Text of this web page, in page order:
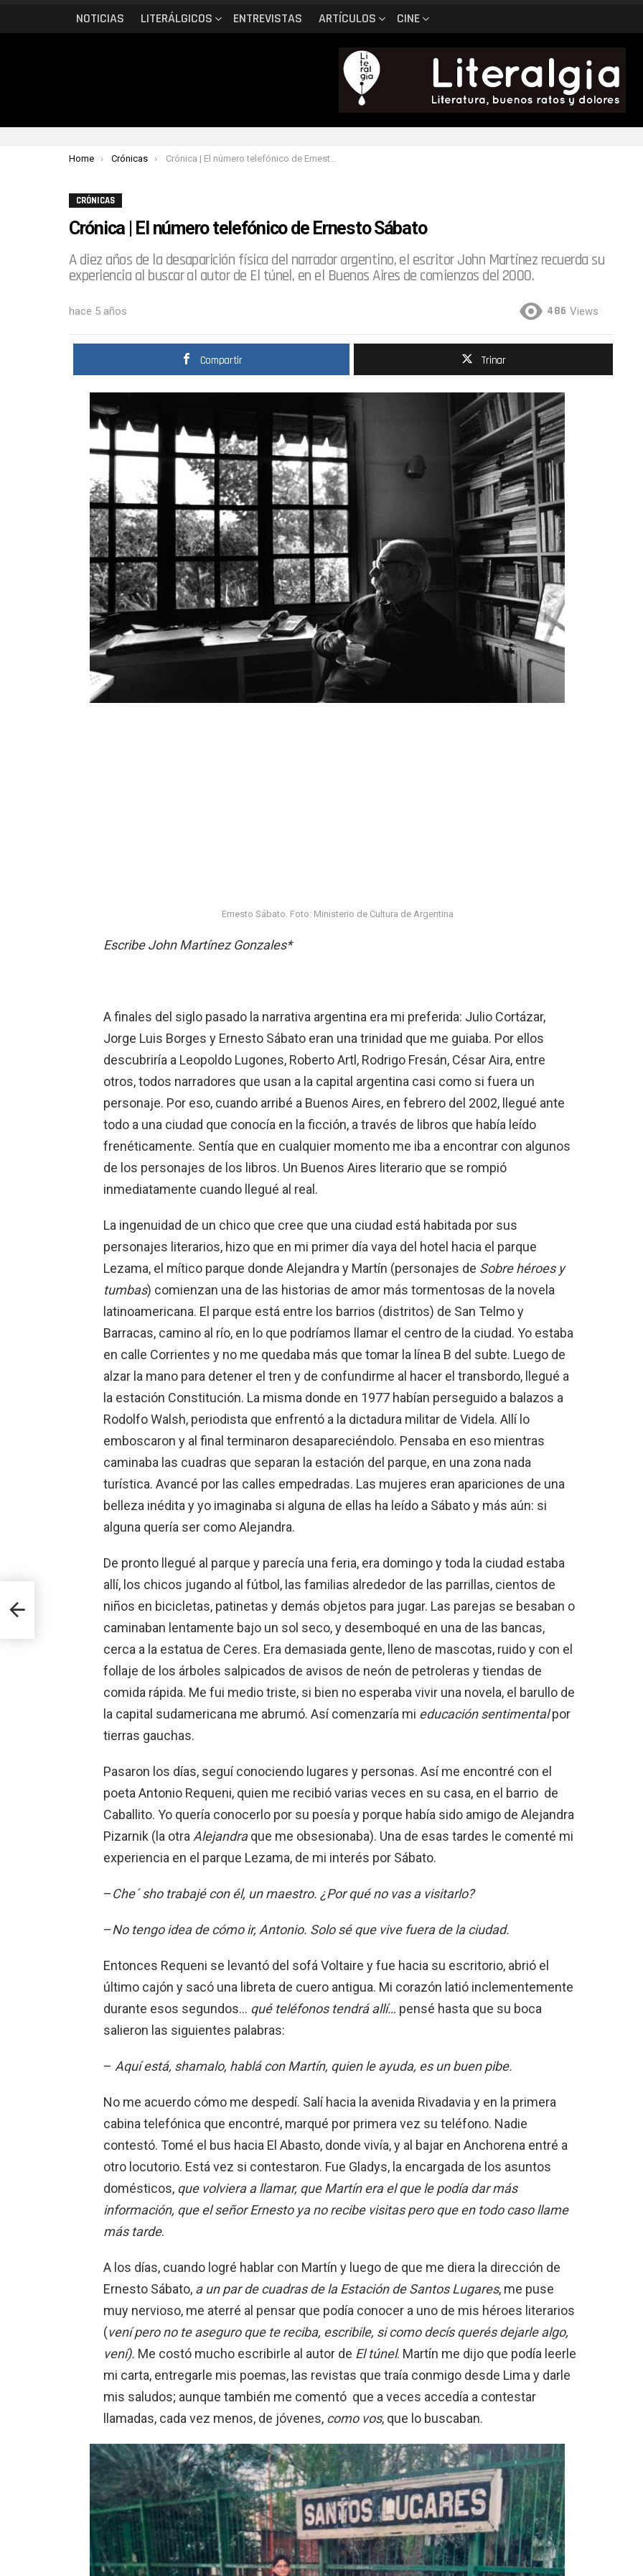
NOTICIAS LITERÁLGICOS ENTREVISTAS ARTÍCULOS CINE
You are here:
Home Crónicas Crónica | El número telefónico de Ernesto Sábato
CRÓNICAS
Crónica | El número telefónico de Ernesto Sábato
A diez años de la desaparición física del narrador argentino, el escritor John Martínez recuerda su
experiencia al buscar al autor de El túnel, en el Buenos Aires de comienzos del 2000.
hace 5 años 486 Views
Compartir Trinar
Ernesto Sábato. Foto: Ministerio de Cultura de Argentina
Escribe John Martínez Gonzales*
A finales del siglo pasado la narrativa argentina era mi preferida: Julio Cortázar,
Jorge Luis Borges y Ernesto Sábato eran una trinidad que me guiaba. Por ellos
descubriría a Leopoldo Lugones, Roberto Artl, Rodrigo Fresán, César Aira, entre
otros, todos narradores que usan a la capital argentina casi como si fuera un
personaje. Por eso, cuando arribé a Buenos Aires, en febrero del 2002, llegué ante
todo a una ciudad que conocía en la ficción, a través de libros que había leído
frenéticamente. Sentía que en cualquier momento me iba a encontrar con algunos
de los personajes de los libros. Un Buenos Aires literario que se rompió
inmediatamente cuando llegué al real.
La ingenuidad de un chico que cree que una ciudad está habitada por sus
personajes literarios, hizo que en mi primer día vaya del hotel hacia el parque
Lezama, el mítico parque donde Alejandra y Martín (personajes de Sobre héroes y
tumbas) comienzan una de las historias de amor más tormentosas de la novela
latinoamericana. El parque está entre los barrios (distritos) de San Telmo y
Barracas, camino al río, en lo que podríamos llamar el centro de la ciudad. Yo estaba
en calle Corrientes y no me quedaba más que tomar la línea B del subte. Luego de
alzar la mano para detener el tren y de confundirme al hacer el transbordo, llegué a
la estación Constitución. La misma donde en 1977 habían perseguido a balazos a
Rodolfo Walsh, periodista que enfrentó a la dictadura militar de Videla. Allí lo
emboscaron y al final terminaron desapareciéndolo. Pensaba en eso mientras
caminaba las cuadras que separan la estación del parque, en una zona nada
turística. Avancé por las calles empedradas. Las mujeres eran apariciones de una
belleza inédita y yo imaginaba si alguna de ellas ha leído a Sábato y más aún: si
alguna quería ser como Alejandra.
De pronto llegué al parque y parecía una feria, era domingo y toda la ciudad estaba
allí, los chicos jugando al fútbol, las familias alrededor de las parrillas, cientos de
niños en bicicletas, patinetas y demás objetos para jugar. Las parejas se besaban o
caminaban lentamente bajo un sol seco, y desemboqué en una de las bancas,
cerca a la estatua de Ceres. Era demasiada gente, lleno de mascotas, ruido y con el
follaje de los árboles salpicados de avisos de neón de petroleras y tiendas de
comida rápida. Me fui medio triste, si bien no esperaba vivir una novela, el barullo de
la capital sudamericana me abrumó. Así comenzaría mi educación sentimentalpor
tierras gauchas.
Pasaron los días, seguí conociendo lugares y personas. Así me encontré con el
poeta Antonio Requeni, quien me recibió varias veces en su casa, en el barrio de
Caballito. Yo quería conocerlo por su poesía y porque había sido amigo de Alejandra
Pizarnik (la otraAlejandraque me obsesionaba). Una de esas tardes le comenté mi
experiencia en el parque Lezama, de mi interés por Sábato.
–Che´ sho trabajé con él, un maestro. ¿Por qué no vas a visitarlo?
–No tengoidea de cómo ir, Antonio. Solo sé que vive fuera de la ciudad.
Entonces Requeni se levantó del sofá Voltaire y fue hacia su escritorio, abrió el
último cajón y sacó una libreta de cuero antigua. Mi corazón latió inclementemente
durante esos segundos… qué teléfonos tendrá allí… pensé hasta que su boca
salieron las siguientes palabras:
– Aquí está, shamalo, hablá con Martín, quien le ayuda, es un buen pibe.
No me acuerdo cómo me despedí. Salí hacia la avenida Rivadavia y en la primera
cabina telefónica que encontré, marqué por primera vez su teléfono. Nadie
contestó. Tomé el bus hacia El Abasto, donde vivía, y al bajar en Anchorena entré a
otro locutorio. Está vez si contestaron. Fue Gladys, la encargada de los asuntos
domésticos, que volviera a llamar, que Martín era el que le podía dar más
información, que el señor Ernesto ya no recibe visitas pero que en todo caso llame
más tarde.
A los días, cuando logré hablar con Martín y luego de que me diera la dirección de
Ernesto Sábato, a un par de cuadras de la Estación de Santos Lugares, me puse
muy nervioso, me aterré al pensar que podía conocer a uno de mis héroes literarios
(vení pero no te aseguro que te reciba, escribile, si como decís querés dejarle algo,
vení). Me costó mucho escribirle al autor de El túnel. Martín me dijo que podía leerle
mi carta, entregarle mis poemas, las revistas que traía conmigo desde Lima y darle
mis saludos; aunque también me comentó que a veces accedía a contestar
llamadas, cada vez menos, de jóvenes, como vos, que lo buscaban.